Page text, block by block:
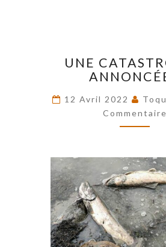
UNE
12 Avril 2022
Commentaire